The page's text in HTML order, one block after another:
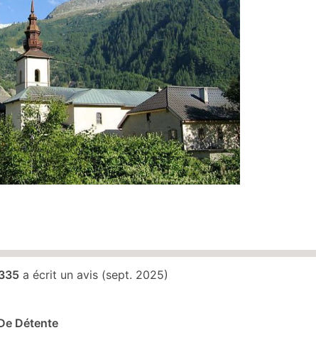
a écrit un avis (sept. 2025)
Détente